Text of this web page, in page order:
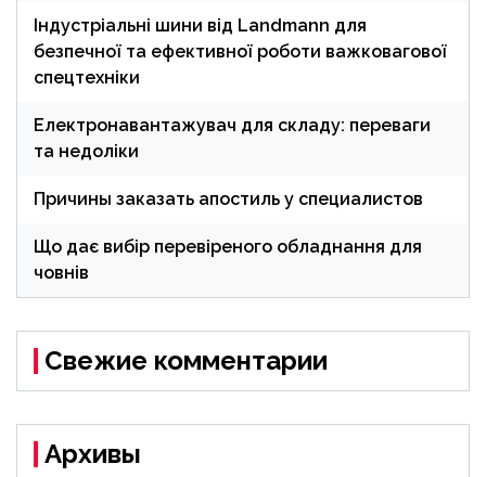
Індустріальні шини від Landmann для
безпечної та ефективної роботи важковагової
спецтехніки
Електронавантажувач для складу: переваги
та недоліки
Причины заказать апостиль у специалистов
Що дає вибір перевіреного обладнання для
човнів
Свежие комментарии
Архивы